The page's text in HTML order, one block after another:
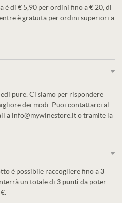
è di € 5,90 per ordini fino a € 20, di
è gratuita per ordini superiori a
pure. Ci siamo per rispondere
dei modi. Puoi contattarci al
a info@mywinestore.it o tramite la
è possibile raccogliere fino a3
un totale di 3 punti da poter
€